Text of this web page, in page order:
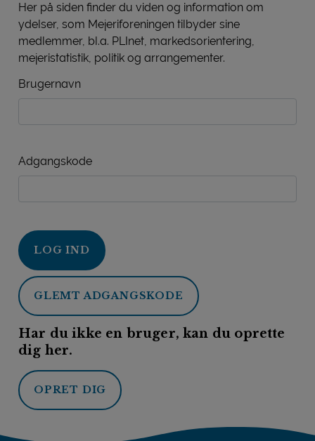
Her på siden finder du viden og information om
ydelser, som Mejeriforeningen tilbyder sine
medlemmer, bl.a. PLInet, markedsorientering,
mejeristatistik, politik og arrangementer.
Brugernavn
Adgangskode
LOG IND
GLEMT ADGANGSKODE
Har du ikke en bruger, kan du oprette
dig her.
OPRET DIG